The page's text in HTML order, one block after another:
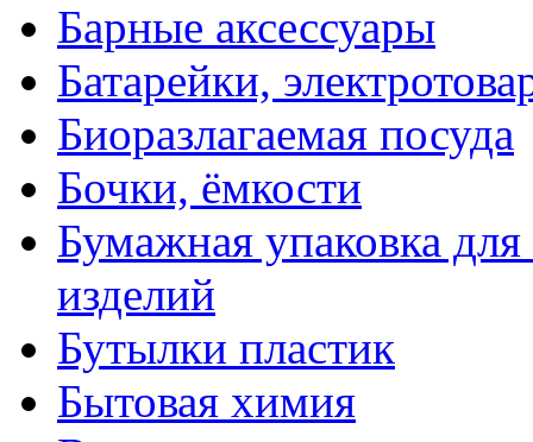
Барные аксессуары
Батарейки,
Биоразлагаемая посуда
Бочки, ёмкости
Бумажная упаковка
изделий
Бутылки пластик
Бытовая химия